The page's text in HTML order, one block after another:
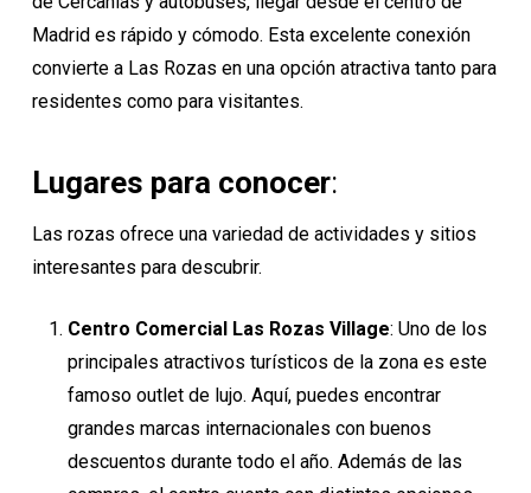
Madrid es rápido y cómodo. Esta excelente conexión
convierte a Las Rozas en una opción atractiva tanto para
residentes como para visitantes.
Lugares para conocer:
Las rozas ofrece una variedad de actividades y sitios
interesantes para descubrir.
Centro Comercial Las Rozas Village: Uno de los
principales atractivos turísticos de la zona es este
famoso outlet de lujo. Aquí, puedes encontrar
grandes marcas internacionales con buenos
descuentos durante todo el año. Además de las